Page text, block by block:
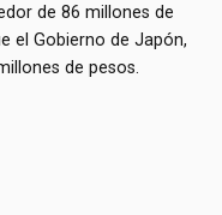
de 86 millones de
el Gobierno de Japón,
de pesos.